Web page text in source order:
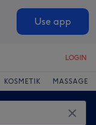
Use app
LOGIN
KOSMETIK MASSAGE